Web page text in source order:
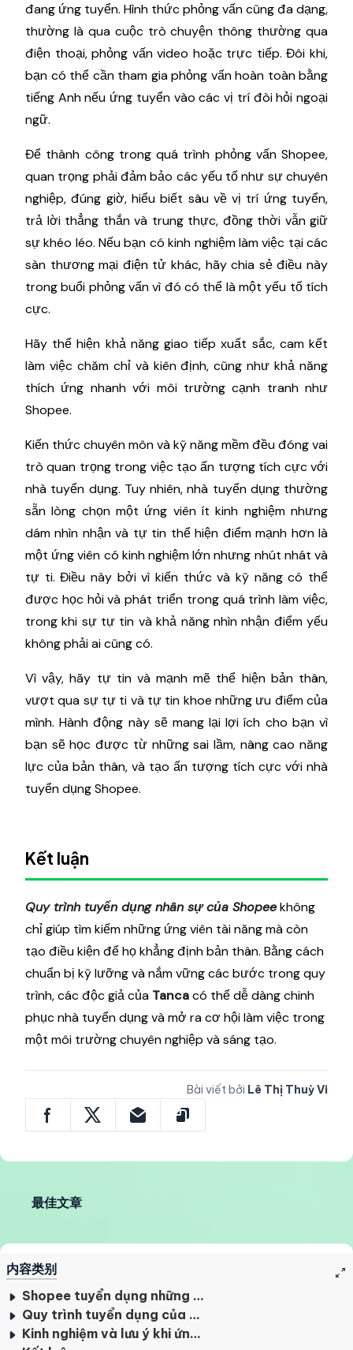
đang ứng tuyển. Hình thức phỏng vấn cũng đa dạng,
thường là qua cuộc trò chuyện thông thường qua
điện thoại, phỏng vấn video hoặc trực tiếp. Đôi khi,
bạn có thể cần tham gia phỏng vấn hoàn toàn bằng
tiếng Anh nếu ứng tuyển vào các vị trí đòi hỏi ngoại
ngữ.
Để thành công trong quá trình phỏng vấn Shopee,
quan trọng phải đảm bảo các yếu tố như sự chuyên
nghiệp, đúng giờ, hiểu biết sâu về vị trí ứng tuyển,
trả lời thẳng thắn và trung thực, đồng thời vẫn giữ
sự khéo léo. Nếu bạn có kinh nghiệm làm việc tại các
sàn thương mại điện tử khác, hãy chia sẻ điều này
trong buổi phỏng vấn vì đó có thể là một yếu tố tích
cực.
Hãy thể hiện khả năng giao tiếp xuất sắc, cam kết
làm việc chăm chỉ và kiên định, cũng như khả năng
thích ứng nhanh với môi trường cạnh tranh như
Shopee.
Kiến thức chuyên môn và kỹ năng mềm đều đóng vai
trò quan trọng trong việc tạo ấn tượng tích cực với
nhà tuyển dụng. Tuy nhiên, nhà tuyển dụng thường
sẵn lòng chọn một ứng viên ít kinh nghiệm nhưng
dám nhìn nhận và tự tin thể hiện điểm mạnh hơn là
một ứng viên có kinh nghiệm lớn nhưng nhút nhát và
tự ti. Điều này bởi vì kiến thức và kỹ năng có thể
được học hỏi và phát triển trong quá trình làm việc,
trong khi sự tự tin và khả năng nhìn nhận điểm yếu
không phải ai cũng có.
Vì vậy, hãy tự tin và mạnh mẽ thể hiện bản thân,
vượt qua sự tự ti và tự tin khoe những ưu điểm của
mình. Hành động này sẽ mang lại lợi ích cho bạn vì
bạn sẽ học được từ những sai lầm, nâng cao năng
lực của bản thân, và tạo ấn tượng tích cực với nhà
tuyển dụng Shopee.
Kết luận
Quy trình tuyển dụng nhân sự của Shopeekhông
chỉ giúp tìm kiếm những ứng viên tài năng mà còn
tạo điều kiện để họ khẳng định bản thân. Bằng cách
chuẩn bị kỹ lưỡng và nắm vững các bước trong quy
trình, các độc giả của Tancacó thể dễ dàng chinh
phục nhà tuyển dụng và mở ra cơ hội làm việc trong
một môi trường chuyên nghiệp và sáng tạo.
Bài viết bởi Lê Thị Thuỳ Vi
最佳文章
内容类别
Shopee tuyển dụng những vị trí nào?
Quy trình tuyển dụng của Shopee
Kinh nghiệm và lưu ý khi ứng tuyển Shopee